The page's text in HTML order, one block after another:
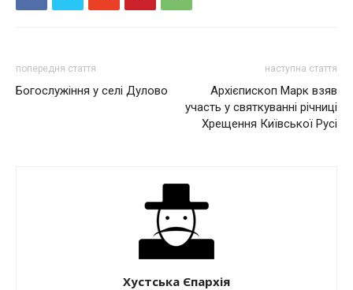
попередня стаття
Богослужіння у селі Дулово
наступна стаття
Архієпископ Марк взяв
участь у святкуванні річниці
Хрещення Київської Русі
Хустська Єпархія